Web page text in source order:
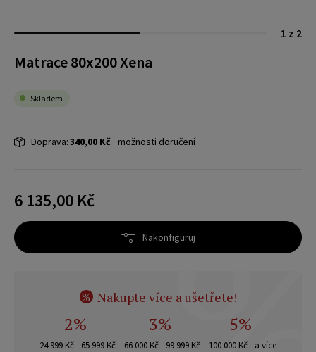
1 z 2
Matrace 80x200 Xena
Skladem
Doprava:340,00 Kč možnosti doručení
6 135,00 Kč
Nakonfiguruj
% Nakupte více a ušetřete!
2%
24 999 Kč - 65 999 Kč
3%
66 000 Kč - 99 999 Kč
5%
100 000 Kč - a více